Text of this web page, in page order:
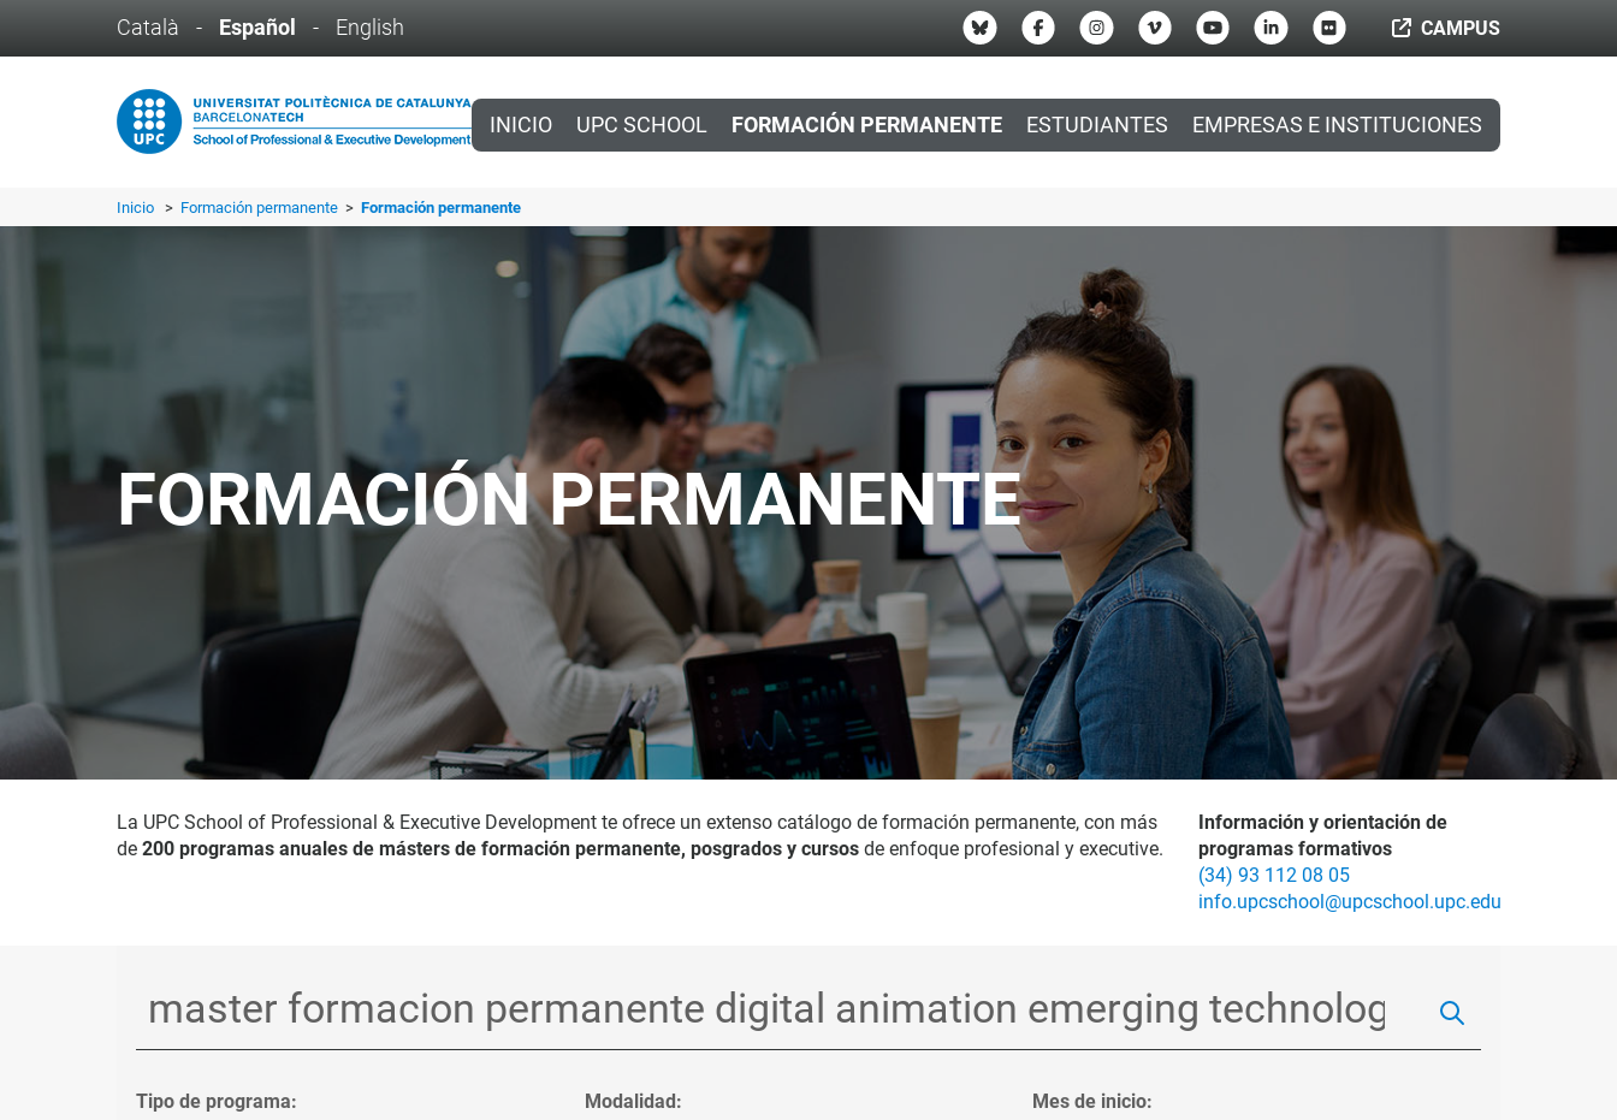
Català - Español - English CAMPUS
INICIO UPC SCHOOL FORMACIÓN PERMANENTE ESTUDIANTES EMPRESAS E INSTITUCIONES
Inicio > Formación permanente > Formación permanente
FORMACIÓN PERMANENTE
La UPC School of Professional & Executive Development te ofrece un extenso catálogo de formación permanente, con más
de 200 programas anuales de másters de formación permanente, posgrados y cursos de enfoque profesional y executive.
Información y orientación de
programas formativos
(34) 93 112 08 05
info.upcschool@upcschool.upc.edu
Tipo de programa: Modalidad: Mes de inicio: